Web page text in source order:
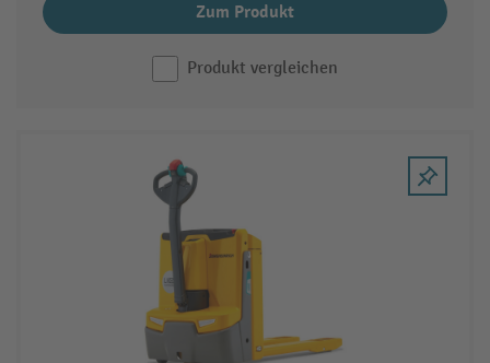
Zum Produkt
Produkt vergleichen